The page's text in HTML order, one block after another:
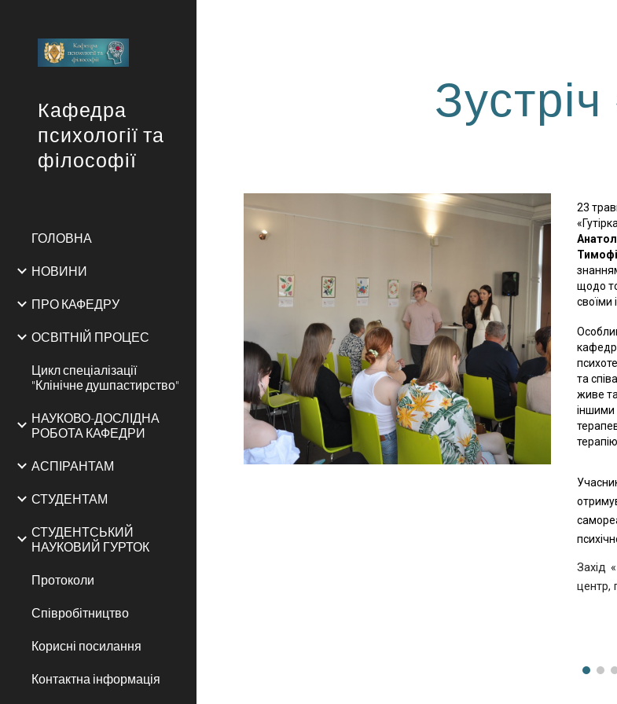
Кафедра
психології та
філософії
ГОЛОВНА
НОВИНИ
ПРО КАФЕДРУ
ОСВІТНІЙ ПРОЦЕС
Цикл спеціалізації
"Клінічне душпастирство"
НАУКОВО-ДОСЛІДНА
РОБОТА КАФЕДРИ
АСПІРАНТАМ
СТУДЕНТАМ
СТУДЕНТСЬКИЙ
НАУКОВИЙ ГУРТОК
Протоколи
Співробітництво
Корисні посилання
Контактна інформація
Зустріч
23
щодо
своїми
та
живе
іншими
Захід
центр,